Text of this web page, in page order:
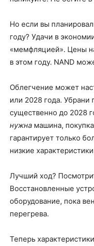
Но если вы
году? Удачи в
«мемфляцией». Цены
в этом году. NAND
Облегчение может
или 2028 года. Убрани
существенно до 2028
нужна машина,
гарантирует только
низкие
Лучший ход?
Восстановленные
оборудование, пока
перегрева.
Теперь